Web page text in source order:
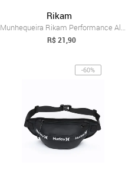
Rikam
Munhequeira Rikam Performance Algodão Preta
R$ 21,90
-60%